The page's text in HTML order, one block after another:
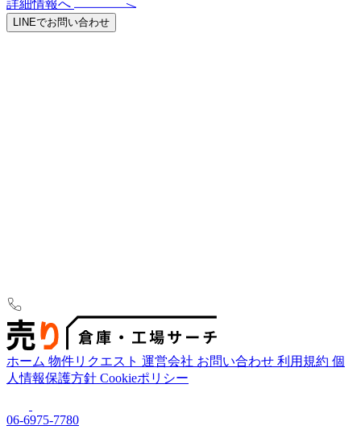
詳細情報へ
LINEでお問い合わせ
ホーム 物件リクエスト 運営会社 お問い合わせ 利用規約 個
人情報保護方針 Cookieポリシー
06-6975-7780